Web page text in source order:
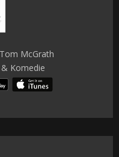
McGrath
Komedie